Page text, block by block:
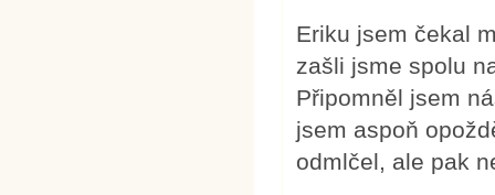
Eriku jsem čekal
zašli jsme spolu
Připomněl jsem
jsem aspoň
odmlčel, ale pak